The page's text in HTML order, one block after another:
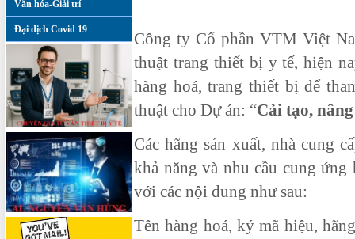
Văn hóa-Giải trí
Đại dịch Covid 19
Công ty Cổ phần VTM Việt
thuật trang thiết bị y tế, hiện
hàng hoá, trang thiết bị để
thuật cho Dự án: “Cải tạo,
Các hãng sản xuất, nhà cung
khả năng và nhu cầu cung
với các nội dung như sau:
Tên hàng hoá, ký mã hiệu,